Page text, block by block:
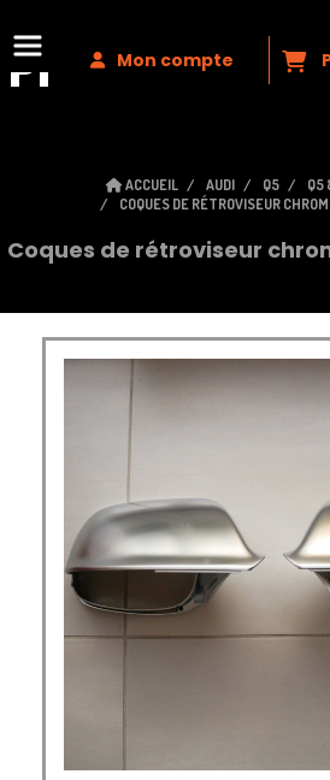
Premium
Mon compte
ACCUEIL AUDI Q5
Q5
COQUES DE RÉTROVISEUR
Coques de rétroviseur